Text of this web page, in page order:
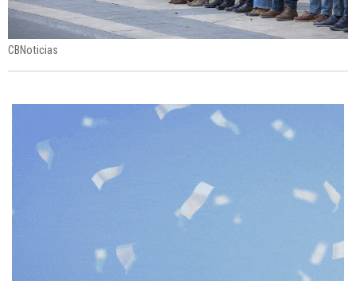
CBNoticias